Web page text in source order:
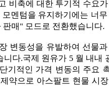
비축에 대한 투기적 수요
멘텀을 유지하기에는 너
매" 모드로 전환했습니다.
변동성을 유발하여 선물
다.국제 원유가 5 월 내내
기적인 가격 변동의 주요
약으로 아스팔트 현물 시